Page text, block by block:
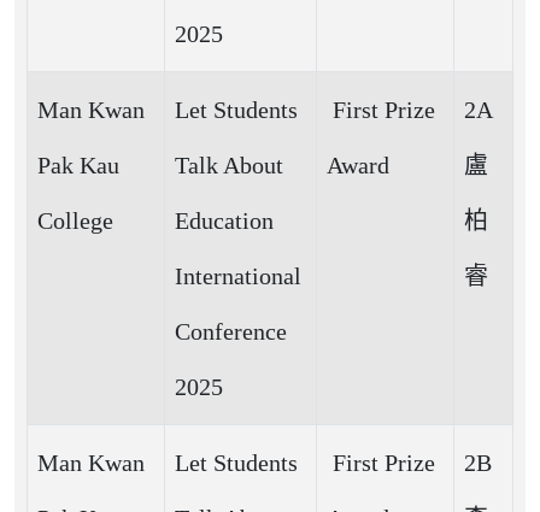
2025
Man Kwan
Pak Kau
College
Let Students
Talk About
Education
International
Conference
2025
First Prize
Award
2A
盧
柏
睿
Man Kwan Let Students First Prize 2B